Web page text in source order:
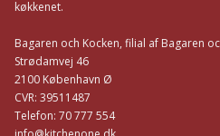
køkkenet.
Bagaren och Kocken, filial af Bagaren
Strødamvej 46
2100 København Ø
CVR: 39511487
Telefon: 70 777 554